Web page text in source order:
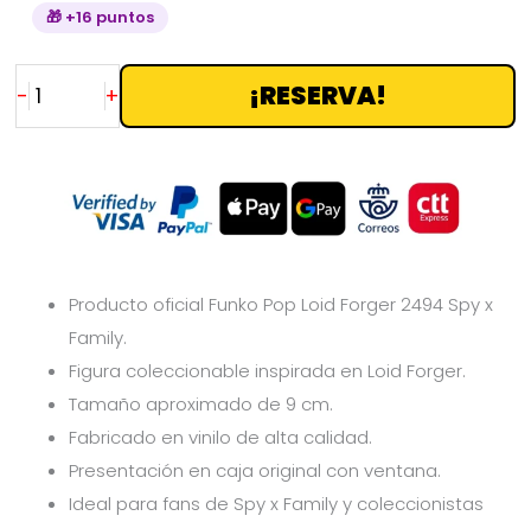
🎁 +16 puntos
- + ¡RESERVA!
Producto oficial Funko Pop Loid Forger 2494 Spy x
Family.
Figura coleccionable inspirada en Loid Forger.
Tamaño aproximado de 9 cm.
Fabricado en vinilo de alta calidad.
Presentación en caja original con ventana.
Ideal para fans de Spy x Family y coleccionistas